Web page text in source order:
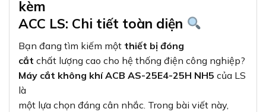
kèm
ACC LS: Chi tiết toàn diện
Bạn đang tìm kiếm một thiết bị đóng
cắt chất lượng cao cho hệ thống điện công nghiệp?
Máy cắt không khí ACB AS-25E4-25H NH5 của LS
là
một lựa chọn đáng cân nhắc. Trong bài viết này,